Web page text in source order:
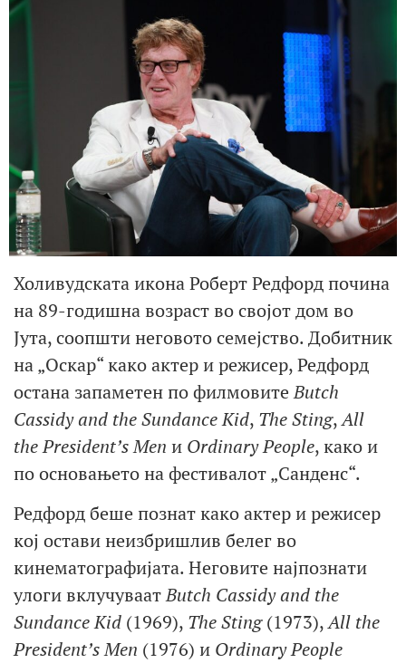
Холивудската икона Роберт Редфорд почина
на 89-годишна возраст во својот дом во
Јута, соопшти неговото семејство. Добитник
на „Оскар“ како актер и режисер, Редфорд
остана запаметен по филмовитеButch
Cassidy and the Sundance Kid, The Sting,All
the President’s Men и Ordinary People, како и
по основањето на фестивалот „Санденс“.
Редфорд беше познат како актер и режисер
кој остави неизбришлив белег во
кинематографијата. Неговите најпознати
улоги вклучуваатButch Cassidy and the
Sundance Kid (1969), The Sting(1973),All the
President’s Men (1976) и Ordinary People